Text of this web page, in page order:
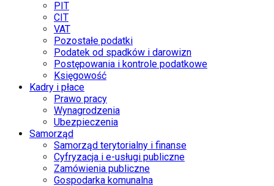
PIT
CIT
VAT
Pozostałe podatki
Podatek od spadków i darowizn
Postępowania i kontrole podatkowe
Księgowość
Kadry i płace
Prawo pracy
Wynagrodzenia
Ubezpieczenia
Samorząd
Samorząd terytorialny i finanse
Cyfryzacja i e-usługi publiczne
Zamówienia publiczne
Gospodarka komunalna